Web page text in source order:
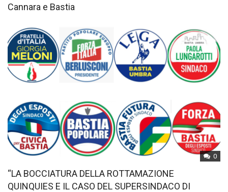
Cannara e Bastia
0
“LA BOCCIATURA DELLA ROTTAMAZIONE
QUINQUIES E IL CASO DEL SUPERSINDACO DI